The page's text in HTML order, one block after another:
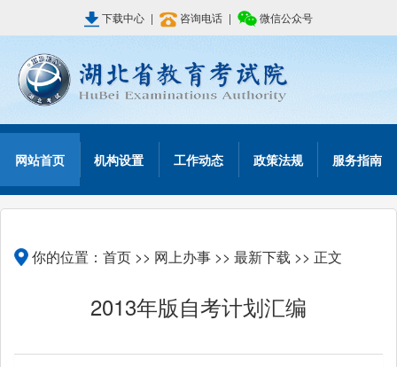
下载中心 | 咨询电话 | 微信公众号
网站首页 机构设置 工作动态 政策法规 服务指南
你的位置： 首页 >> 网上办事 >> 最新下载 >> 正文
2013年版自考计划汇编